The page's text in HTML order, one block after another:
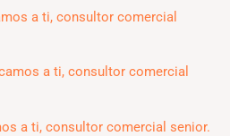
a ti, consultor comercial
a ti, consultor comercial
a ti, consultor comercial senior.